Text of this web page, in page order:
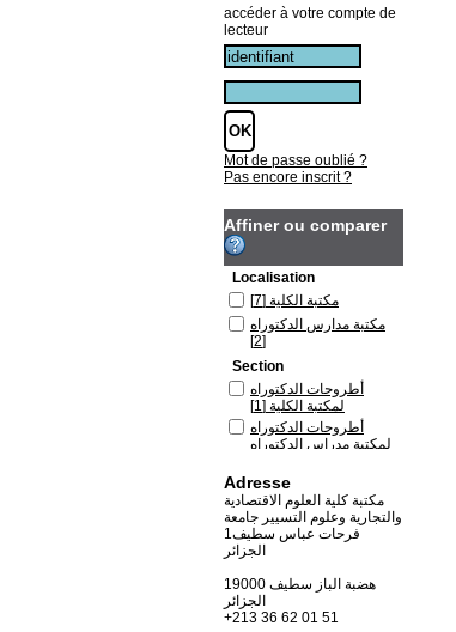
accéder à votre compte de
lecteur
Mot de passe oublié ?
Pas encore inscrit ?
Affiner ou comparer
Localisation
مكتبة الكلية [7]
مكتبة مدارس الدكتوراه
[2]
Section
أطروحات الدكتوراه
لمكتبة الكلية [1]
أطروحات الدكتوراه
لمكتبة مدراس الدكتوراه
المطبوعات العلمية
للأساتذة[2]
كتب باللغة العربية لمكتبة
الكلية[4]
كتب باللغة العربية لمكتبة
مدارس الدكتوراه [1]
Adresse
مكتبة كلية العلوم الاقتصادية
والتجارية وعلوم التسيير جامعة
فرحات عباس سطيف1
الجزائر
19000 هضبة الباز سطيف
+213 36 62 01 51